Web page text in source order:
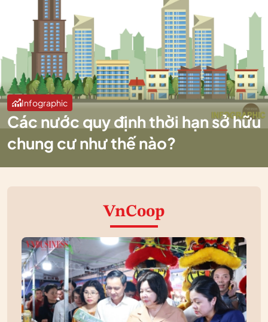
Infographic
Các nước quy định thời hạn sở hữu
chung cư như thế nào?
VnCoop